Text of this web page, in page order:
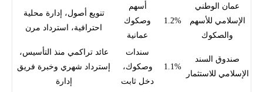
عمان الوطني
الإسلامي للأسهم
والصكوك
1.2%
أسهم
وصكوك
عمانية
تنويع أصول، إدارة محلية
احترافية، استرداد مرن
صندوق السند
الإسلامي للاستثمار
1.1%
سندات
وصكوك،
دخل ثابت
عائد تراكمي منذ التأسيس،
إسترداد شهري وخبرة فريق
إدارة